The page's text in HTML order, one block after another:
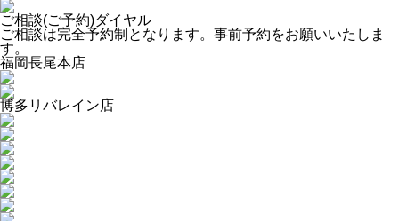
ご相談(ご予約)ダイヤル
ご相談は完全予約制となります。事前予約をお願いいたしま
す。
福岡長尾本店
博多リバレイン店